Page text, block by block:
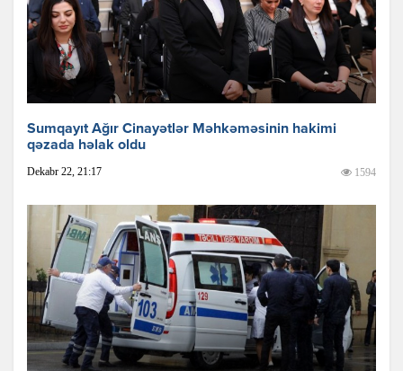
Sumqayıt Ağır Cinayətlər Məhkəməsinin hakimi
qəzada həlak oldu
Dekabr 22, 21:17 1594